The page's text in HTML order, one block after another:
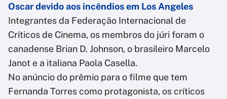
Oscar devido aos incêndios em Los Angeles
Integrantes da Federação Internacional de
Críticos de Cinema, os membros do júri foram o
canadense Brian D. Johnson, o brasileiro Marcelo
Janot e a italiana Paola Casella.
No anúncio do prêmio para o filme que tem
Fernanda Torres como protagonista, os críticos